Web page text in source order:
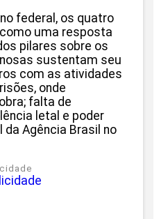
federal, os quatro
uma resposta
pilares sobre os
sustentam seu
com as atividades
onde
falta de
letal e poder
da Agência Brasil no